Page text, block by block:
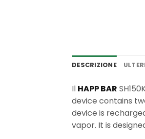
DESCRIZIONE
Il HAPP BAR
device contains
device is
vapor. It is